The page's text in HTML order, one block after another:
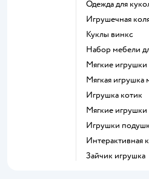
Одежда для
Игрушечная
Куклы винкс
Набор мебели
Мягкие игрушки
Мягкая
Игрушка котик
Мягкие
Игрушки
Интерактивная
Зайчик игрушка